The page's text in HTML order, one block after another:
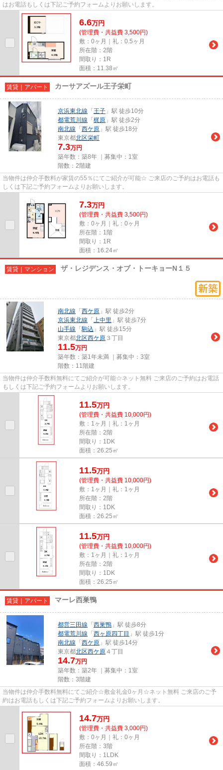
はお電話もしくは下記ご予約フォームよりお願いします。
6.6万円
(管理費・共益費 3,500円)
敷：0ヶ月｜礼：0.5ヶ月
所在階：2階
間取り：1R
面積：11.38㎡
賃貸｜アパート カーサアズール王子栄町
京浜東北線 「 王子 」駅 徒歩10分
都電荒川線 「 梶原 」駅 徒歩2分
南北線 「 西ケ原 」駅 徒歩18分
東京都北区栄町
7.3万円
築年数：築8年 ｜募集中： 1室
階数：2階建
当物件は仲介手数料が家賃の55％にてご紹介が可能☆ ご来店のご予約はお電話も
しくは下記ご予約フォームよりお願いします。
7.3万円
(管理費・共益費 3,500円)
敷：0ヶ月｜礼：0ヶ月
所在階：1階
間取り：1R
面積：16.24㎡
賃貸｜マンション ザ・レジデンス・オブ・トーキョーN１５
南北線 「 西ケ原 」駅 徒歩2分
京浜東北線 「 上中里 」駅 徒歩7分
山手線 「駒込 」駅 徒歩15分
東京都北区西ケ原 ３丁目
11.5万円
築年数：築1年未満 ｜募集中： 3室
階数：11階建
当物件は仲介手数料無料にてご紹介が可能☆ネット無料 ご来店のご予約はお電話
もしくは下記ご予約フォームよりお願いします。
11.5万円
(管理費・共益費 10,000円)
敷：1ヶ月｜礼：1ヶ月
所在階：2階
間取り：1DK
面積：26.25㎡
11.5万円
(管理費・共益費 10,000円)
敷：1ヶ月｜礼：1ヶ月
所在階：2階
間取り：1DK
面積：26.25㎡
11.5万円
(管理費・共益費 10,000円)
敷：1ヶ月｜礼：1ヶ月
所在階：2階
間取り：1DK
面積：26.25㎡
賃貸｜アパート マーレ西巣鴨
都営三田線 「 西巣鴨 」駅 徒歩8分
都電荒川線 「 西ヶ原四丁目 」駅 徒歩1分
南北線 「 西ケ原 」駅 徒歩14分
東京都北区西ケ原 ４丁目
14.7万円
築年数：築2年 ｜募集中： 1室
階数：3階建
当物件は仲介手数料無料にてご紹介☆敷金礼金0ヶ月☆ネット無料 ご来店のご予
約はお電話もしくは下記ご予約フォームよりお願いします。
14.7万円
(管理費・共益費 3,000円)
敷：0ヶ月｜礼：0ヶ月
所在階：3階
間取り：1LDK
面積：46.59㎡